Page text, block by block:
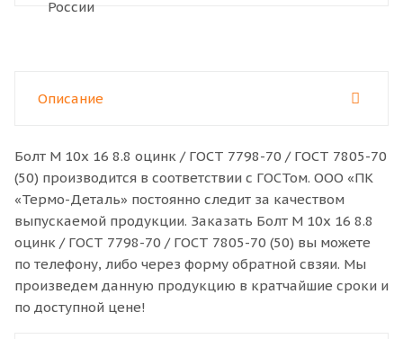
Описание
Болт M 10x 16 8.8 оцинк / ГОСТ 7798-70 / ГОСТ 7805-70
(50) производится в соответствии с ГОСТом. ООО «ПК
«Термо-Деталь» постоянно следит за качеством
выпускаемой продукции. Заказать Болт M 10x 16 8.8
оцинк / ГОСТ 7798-70 / ГОСТ 7805-70 (50) вы можете
по телефону, либо через форму обратной свзяи. Мы
произведем данную продукцию в кратчайшие сроки и
по доступной цене!